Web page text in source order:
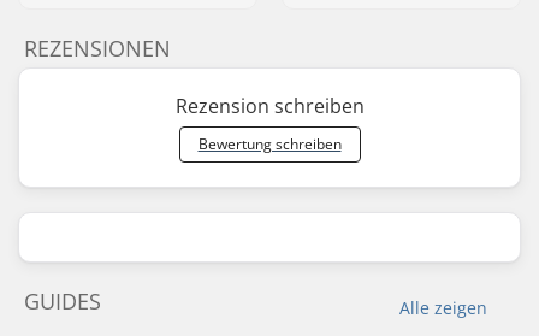
REZENSIONEN
Rezension schreiben
Bewertung schreiben
Alle zeigen
GUIDES